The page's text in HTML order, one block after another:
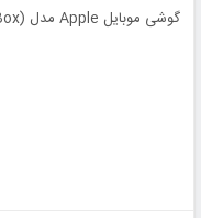
گوشی موبایل Apple مدل (iphone 11 CH (New Box ظرفیت 128GB - سفید